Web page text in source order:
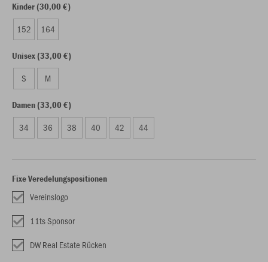
Kinder (30,00 €)
152 164
Unisex (33,00 €)
S M
Damen (33,00 €)
34 36 38 40 42 44
Fixe Veredelungspositionen
Vereinslogo
11ts Sponsor
DW Real Estate Rücken